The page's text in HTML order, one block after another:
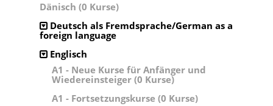
Dänisch (0 Kurse)
Deutsch als Fremdsprache/German as a
foreign language
Englisch
A1 - Neue Kurse für Anfänger und
Wiedereinsteiger (0 Kurse)
A1 - Fortsetzungskurse (0 Kurse)